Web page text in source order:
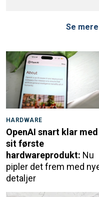
Se
HARDWARE
OpenAI snart klar med
sit første
hardwareprodukt: Nu
pipler det frem med
detaljer